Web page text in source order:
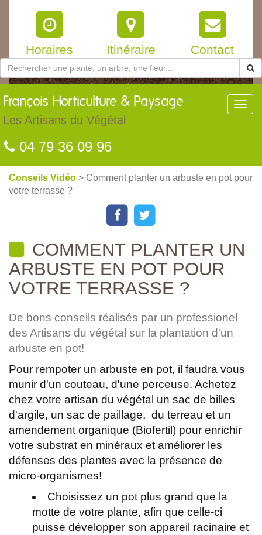
Horaires Itinéraire Contact
François Horticulture & Paysage
Les Artisans du Végétal
04 79 36 09 96
Conseils Vidéo > Comment planter un arbuste en pot pour
votre terrasse ?
COMMENT PLANTER UN
ARBUSTE EN POT POUR
VOTRE TERRASSE ?
De bons conseils réalisés par un professionel
des Artisans du végétal sur la plantation d'un
arbuste en pot!
Pour rempoter un arbuste en pot, il faudra vous
munir d'un couteau, d'une perceuse. Achetez
chez votre artisan du végétal un sac de billes
d'argile, un sac de paillage, du terreau et un
amendement organique (Biofertil) pour enrichir
votre substrat en minéraux et améliorer les
défenses des plantes avec la présence de
micro-organismes!
Choisissez un pot plus grand que la
motte de votre plante, afin que celle-ci
puisse développer son appareil racinaire et